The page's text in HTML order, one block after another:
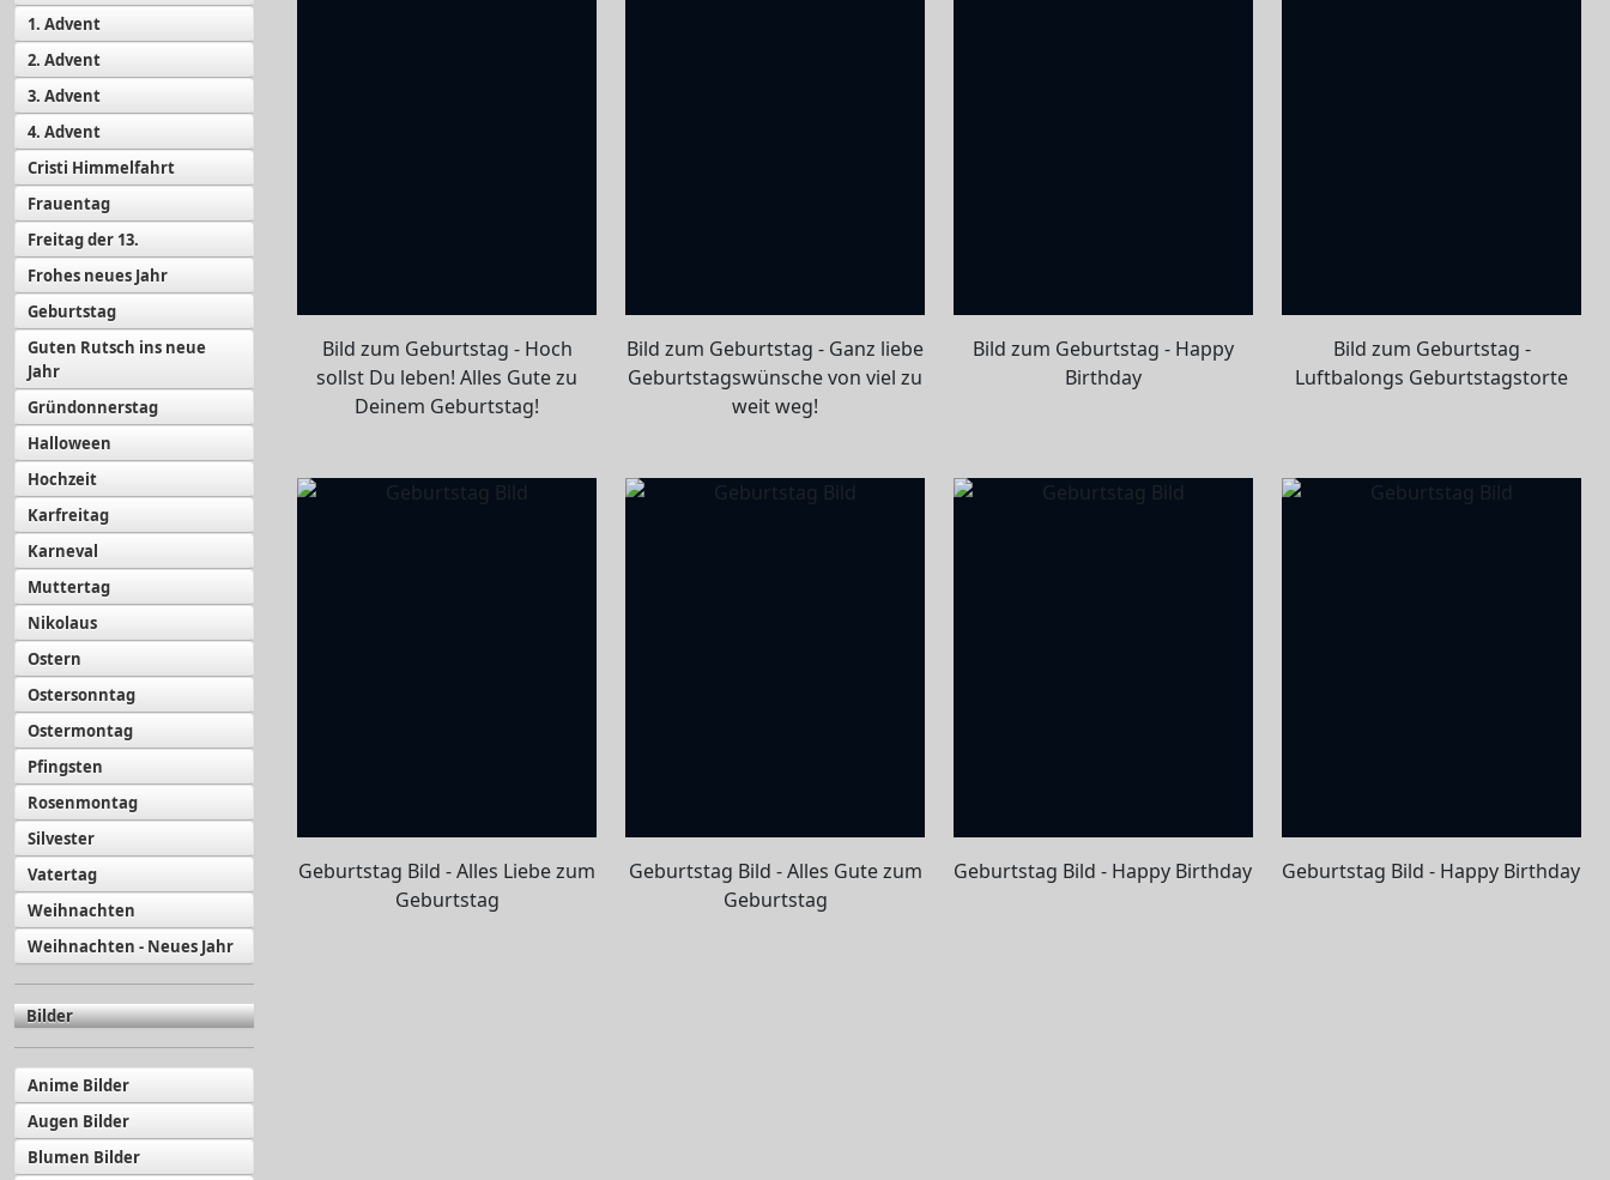
1. Advent
2. Advent
3. Advent
4. Advent
Cristi Himmelfahrt
Frauentag
Freitag der 13.
Frohes neues Jahr
Geburtstag
Guten Rutsch ins neue
Jahr
Gründonnerstag
Halloween
Hochzeit
Karfreitag
Karneval
Muttertag
Nikolaus
Ostern
Ostersonntag
Ostermontag
Pfingsten
Rosenmontag
Silvester
Vatertag
Weihnachten
Weihnachten - Neues Jahr
Bilder
Anime Bilder
Augen Bilder
Blumen Bilder
Bild zum Geburtstag - Hoch
sollst Du leben! Alles Gute zu
Deinem Geburtstag!
Bild zum Geburtstag - Ganz liebe
Geburtstagswünsche von viel zu
weit weg!
Bild zum Geburtstag - Happy
Birthday
Bild zum Geburtstag -
Luftbalongs Geburtstagstorte
Geburtstag Bild - Alles Liebe zum
Geburtstag
Geburtstag Bild - Alles Gute zum
Geburtstag
Geburtstag Bild - Happy Birthday Geburtstag Bild - Happy Birthday